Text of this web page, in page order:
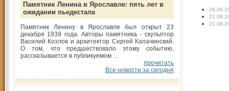
Памятник Ленина в Ярославле: пять лет в
ожидании пьедестала
Памятник Ленину в Ярославле был открыт 23
декабря 1939 года. Авторы памятника - скульптор
Василий Козлов и архитектор Сергей Капачинский.
О том, что предшествовало этому событию,
рассказывается в публикуемом ...
прочитать
Все новости за сегодня